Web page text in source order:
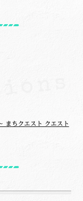
ちクエスト クエスト